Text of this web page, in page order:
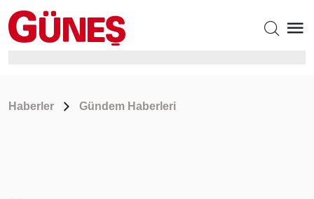
Haberler Gündem Haberleri